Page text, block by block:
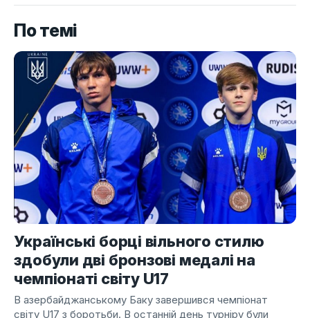
По темі
Українські борці вільного стилю
здобули дві бронзові медалі на
чемпіонаті світу U17
В азербайджанському Баку завершився чемпіонат
світу U17 з боротьби. В останній день турніру були